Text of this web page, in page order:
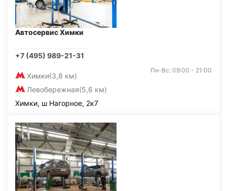
Автосервис Химки
+7 (495) 989-21-31
Химки(3,8 км)
Левобережная(5,6 км)
Пн-Вс: 09:00 - 21:00
Химки, ш Нагорное, 2к7